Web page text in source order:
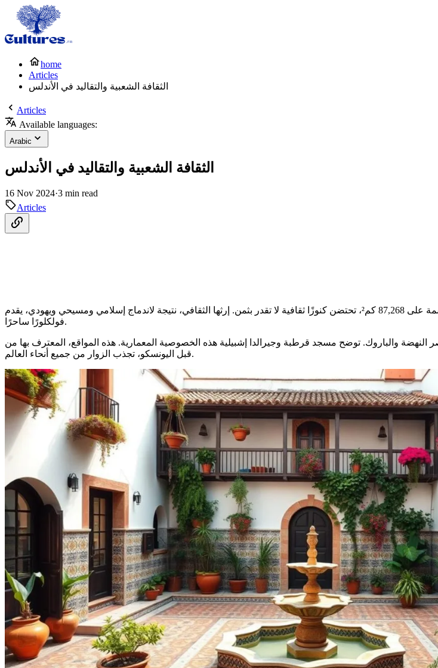
home
Articles
الثقافة الشعبية والتقاليد في الأندلس
Articles
Available languages:
Arabic
الثقافة الشعبية والتقاليد في الأندلس
16 Nov 2024·3 min read
Articles
الأندلس، منطقة في جنوب إسبانيا، تتميز بتراثها الأندلسي الغني والمتنوع. مع 8.5 مليون نسمة على 87,268 كم²، تحتضن كنوزًا ثقافية لا تقدر بثمن. إرثها الثقافي، نتيجة لاندماج إسلامي ومسيحي ويهودي، يقدم
فولكلورًا ساحرًا.
والباروك. توضح مسجد قرطبة وجيرالدا إشبيلية هذه الخصوصية المعمارية. هذه المواقع، المعترف بها من
قبل اليونسكو، تجذب الزوار من جميع أنحاء العالم.